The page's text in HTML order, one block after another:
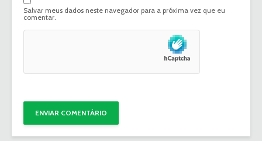
Salvar meus dados neste navegador para a próxima vez que eu
comentar.